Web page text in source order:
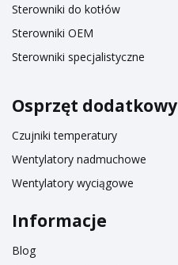
Sterowniki do kotłów
Sterowniki OEM
Sterowniki specjalistyczne
Osprzęt dodatkowy
Czujniki temperatury
Wentylatory nadmuchowe
Wentylatory wyciągowe
Informacje
Blog